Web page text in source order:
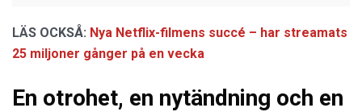
LÄS OCKSÅ: Nya Netflix-filmens succé – har streamats
25 miljoner gånger på en vecka
En otrohet, en nytändning och en